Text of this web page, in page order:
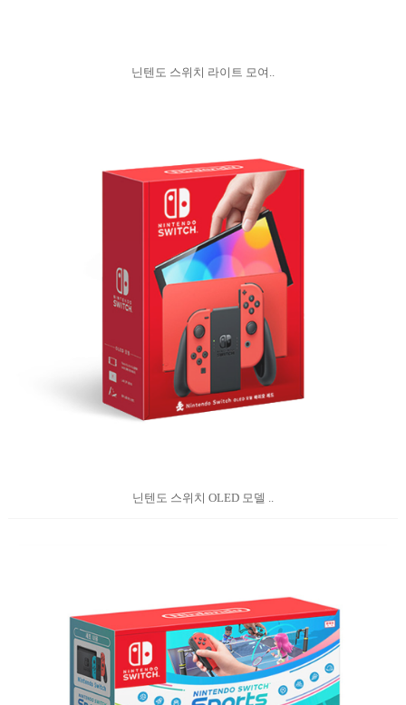
닌텐도 스위치 라이트 모여..
닌텐도 스위치 OLED 모델 ..